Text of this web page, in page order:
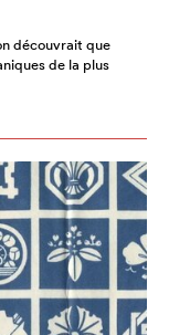
découvrait que
de la plus